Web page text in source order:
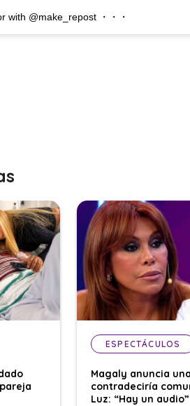
with @make_repost ・・・
ESPECTÁCULOS
Magaly anuncia
contradeciría
Luz: “Hay un audio”